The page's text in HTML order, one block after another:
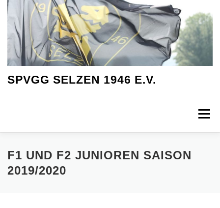
Zum
Inhalt
springen
SPVGG SELZEN 1946 E.V.
Menü
AKTUELLES VEREIN AKTIVE JUGEND
F1 UND F2 JUNIOREN SAISON
2019/2020